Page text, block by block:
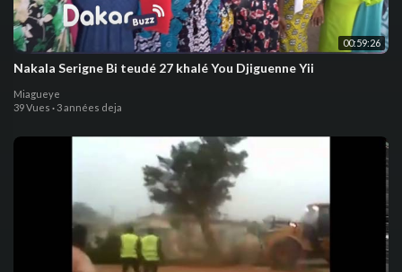
00:59:26
Nakala Serigne Bi teudé 27 khalé You Djiguenne Yii
Miagueye
39 Vues · 3 années deja